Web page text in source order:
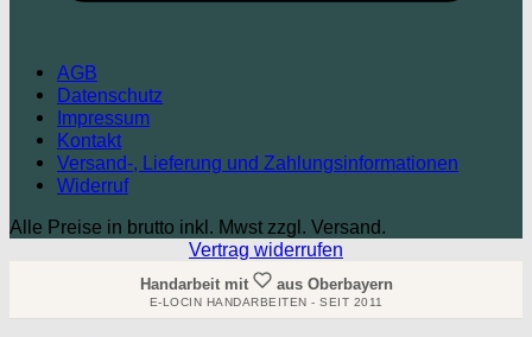
AGB
Datenschutz
Impressum
Kontakt
Versand-, Lieferung und Zahlungsinformationen
Widerruf
Alle Preise in brutto inkl. Mwst zzgl. Versand.
Vertrag widerrufen
Handarbeit mit aus Oberbayern
E-LOCIN HANDARBEITEN - SEIT 2011